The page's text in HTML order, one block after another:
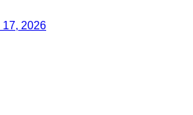
17, 2026